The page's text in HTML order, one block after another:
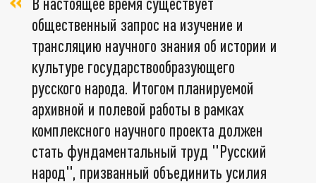
общественный запрос на изучение и
трансляцию научного знания об истории и
культуре государствообразующего
русского народа. Итогом планируемой
архивной и полевой работы в рамках
комплексного научного проекта должен
стать фундаментальный труд "Русский
народ", призванный объединить усилия